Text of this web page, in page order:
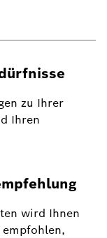
zu Ihrer
Ihren
wird Ihnen